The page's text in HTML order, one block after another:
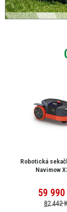
Robotická
Navimow
59 990
82 442